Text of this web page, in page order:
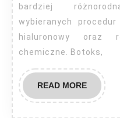
bardziej
wybieranych
hialuronowy oraz
chemiczne. Botoks,
READ MOREREAD
MORE